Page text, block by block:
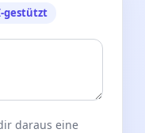
gestützt
daraus eine